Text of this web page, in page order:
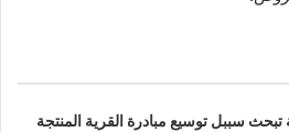
تبحث سببل توسيع مبادرة القرية المنتجة